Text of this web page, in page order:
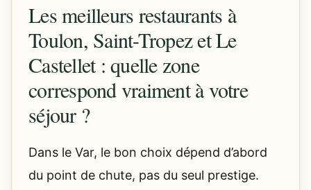
Les meilleurs restaurants à
Toulon, Saint-Tropez et Le
Castellet : quelle zone
correspond vraiment à votre
séjour ?
Dans le Var, le bon choix dépend d’abord
du point de chute, pas du seul prestige.